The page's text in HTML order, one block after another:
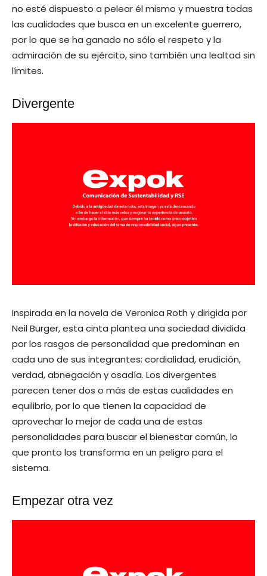
no esté dispuesto a pelear él mismo y muestra todas
las cualidades que busca en un excelente guerrero,
por lo que se ha ganado no sólo el respeto y la
admiración de su ejército, sino también una lealtad sin
límites.
Divergente
Inspirada en la novela de Veronica Roth y dirigida por
Neil Burger, esta cinta plantea una sociedad dividida
por los rasgos de personalidad que predominan en
cada uno de sus integrantes: cordialidad, erudición,
verdad, abnegación y osadía. Los divergentes
parecen tener dos o más de estas cualidades en
equilibrio, por lo que tienen la capacidad de
aprovechar lo mejor de cada una de estas
personalidades para buscar el bienestar común, lo
que pronto los transforma en un peligro para el
sistema.
Empezar otra vez